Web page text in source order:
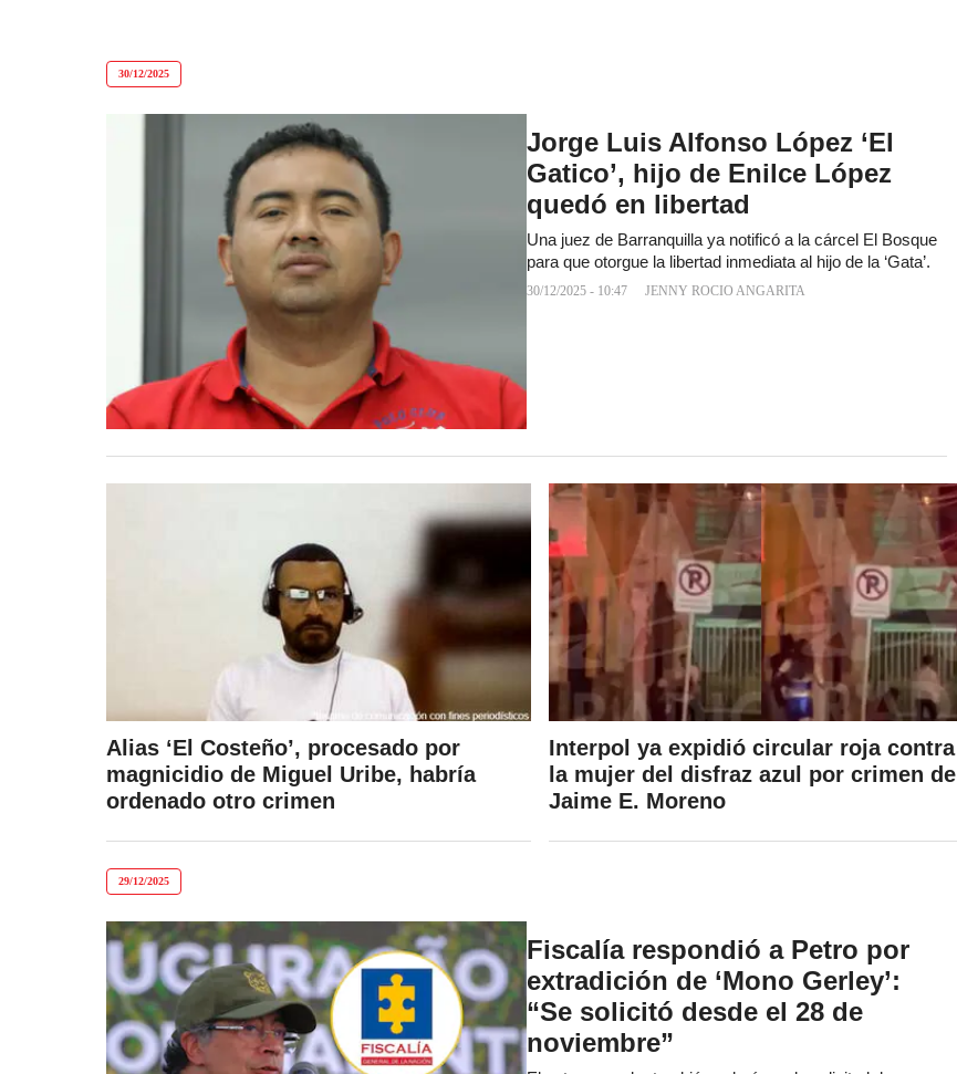
30/12/2025
Jorge Luis Alfonso López ‘El
Gatico’, hijo de Enilce López
quedó en libertad
Una juez de Barranquilla ya notificó a la cárcel El Bosque
para que otorgue la libertad inmediata al hijo de la ‘Gata’.
30/12/2025 - 10:47 JENNY ROCIO ANGARITA
Alias ‘El Costeño’, procesado por
magnicidio de Miguel Uribe, habría
ordenado otro crimen
Interpol ya expidió circular roja contra
la mujer del disfraz azul por crimen de
Jaime E. Moreno
29/12/2025
Fiscalía respondió a Petro por
extradición de ‘Mono Gerley’:
“Se solicitó desde el 28 de
noviembre”